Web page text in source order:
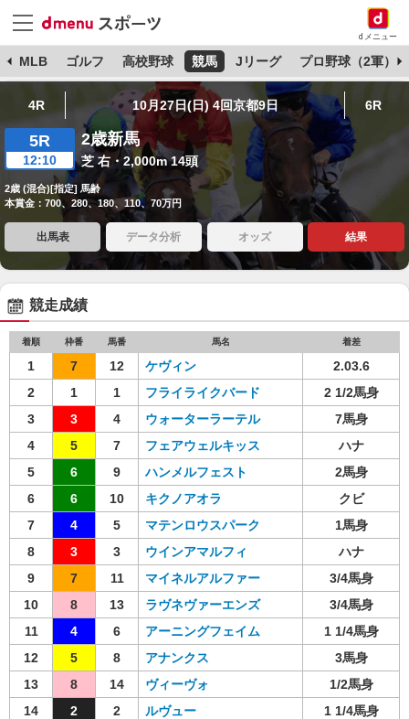
dメニュー
MLB ゴルフ 高校野球 競馬 Jリーグ プロ野球（2軍）
4R 10月27日(日) 4回京都9日 6R
5R
12:10
2歳新馬
芝 右・2,000m 14頭
2歳 (混合)[指定] 馬齢
本賞金：700、280、180、110、70万円
出馬表 データ分析 オッズ 結果
競走成績
着順 枠番 馬番 馬名 着差
1 7 12 ケヴィン
2.03.6
2
1 1 フライライクバード
2 1/2馬身
3
3 4 ウォーターラーテル
7馬身
4
5 7 フェアウェルキッス
ハナ
5
6 9 ハンメルフェスト
2馬身
6
6 10 キクノアオラ
クビ
7
4 5 マテンロウスパーク
1馬身
8
3 3 ウインアマルフィ
ハナ
9
7 11 マイネルアルファー
3/4馬身
10
8 13 ラヴネヴァーエンズ
3/4馬身
11
4 6 アーニングフェイム
1 1/4馬身
12
5 8 アナンクス
3馬身
13
8 14 ヴィーヴォ
1/2馬身
14
2 2 ルヴュー 1 1/4馬身